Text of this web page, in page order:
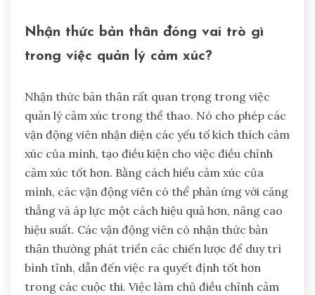
Nhận thức bản thân đóng vai trò gì
trong việc quản lý cảm xúc?
Nhận thức bản thân rất quan trọng trong việc
quản lý cảm xúc trong thể thao. Nó cho phép các
vận động viên nhận diện các yếu tố kích thích cảm
xúc của mình, tạo điều kiện cho việc điều chỉnh
cảm xúc tốt hơn. Bằng cách hiểu cảm xúc của
mình, các vận động viên có thể phản ứng với căng
thẳng và áp lực một cách hiệu quả hơn, nâng cao
hiệu suất. Các vận động viên có nhận thức bản
thân thường phát triển các chiến lược để duy trì
bình tĩnh, dẫn đến việc ra quyết định tốt hơn
trong các cuộc thi. Việc làm chủ điều chỉnh cảm